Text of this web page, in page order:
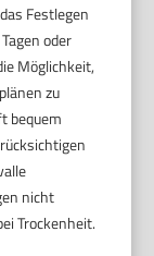
Festlegen
oder
Möglichkeit,
zu
bequem
nicht
Trockenheit.